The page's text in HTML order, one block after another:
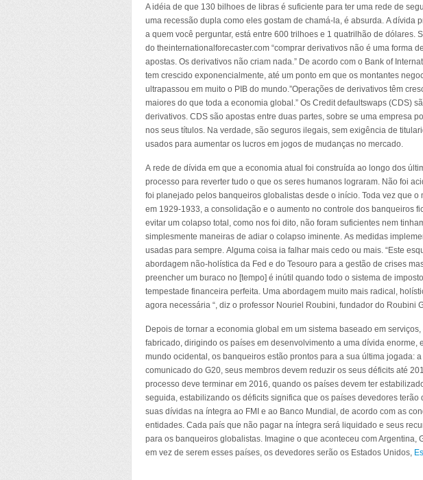
A idéia de que 130 bilhoes de libras é suficiente para ter uma rede de
uma recessão dupla como eles gostam de chamá-la, é absurda. A dívida
a quem você perguntar, está entre 600 trilhoes e 1 quatrilhão de dólares.
do theinternationalforecaster.com “comprar derivativos não é uma forma
apostas. Os derivativos não criam nada.” De acordo com o Bank of
tem crescido exponencialmente, até um ponto em que os montantes
ultrapassou em muito o PIB do mundo.”Operações de derivativos têm
maiores do que toda a economia global.” Os Credit defaultswaps (CDS)
derivativos. CDS são apostas entre duas partes, sobre se uma empresa
nos seus títulos. Na verdade, são seguros ilegais, sem exigência de
usados para aumentar os lucros em jogos de mudanças no mercado.
A rede de dívida em que a economia atual foi construída ao longo dos
processo para reverter tudo o que os seres humanos lograram. Não foi
foi planejado pelos banqueiros globalistas desde o início. Toda vez que
em 1929-1933, a consolidação e o aumento no controle dos banqueiros
evitar um colapso total, como nos foi dito, não foram suficientes nem
simplesmente maneiras de adiar o colapso iminente. As medidas
usadas para sempre. Alguma coisa ia falhar mais cedo ou mais. “Este
abordagem não-holística da Fed e do Tesouro para a gestão de crises
preencher um buraco no [tempo] é inútil quando todo o sistema de
tempestade financeira perfeita. Uma abordagem muito mais radical,
agora necessária “, diz o professor Nouriel Roubini, fundador do Roubini
Depois de tornar a economia global em um sistema baseado em
fabricado, dirigindo os países em desenvolvimento a uma dívida enorme,
mundo ocidental, os banqueiros estão prontos para a sua última jogada:
comunicado do G20, seus membros devem reduzir os seus déficits até
processo deve terminar em 2016, quando os países devem ter
seguida, estabilizando os déficits significa que os países devedores
suas dívidas na íntegra ao FMI e ao Banco Mundial, de acordo com as
entidades. Cada país que não pagar na íntegra será liquidado e seus
para os banqueiros globalistas. Imagine o que aconteceu com Argentina,
em vez de serem esses países, os devedores serão os Estados Unidos,